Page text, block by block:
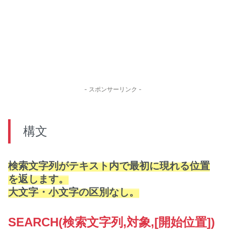
- スポンサーリンク -
構文
検索文字列がテキスト内で最初に現れる位置
を返します。
大文字・小文字の区別なし。
SEARCH(検索文字列,対象,[開始位置])